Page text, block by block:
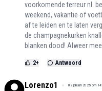
voorkomende terreur nl.
weekend, vakantie of
af te leiden en te laten
de champagnekurken
blanken dood! Alweer
2+ Antwoord
Lorenzo1 02 januari 2025 om